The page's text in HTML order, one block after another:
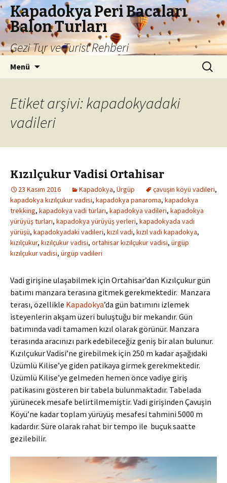
Kapadokya Peri Bacaları
Balon Turları
Gezi Tur ve Turist Rehberi
Menü Arama:
Etiket arşivi: kapadokyadaki
vadileri
Kızılçukur Vadisi Ortahisar
23 Kasım 2016 Kapadokya, Ürgüp çavuşin köyü vadileri,
kapadokya kızılçukur vadisi, kapadokya panaroma, kapadokya
trekking, kapadokya vadi turları, kapadokya vadileri, kapadokya
yürüyüş turları, kapadokya yürüyüş yerleri, kapadokyada vadi
yürüşü, kapadokyadaki vadileri, kızıl vadi, kızıl vadi kapadokya,
kızılçukur, kızılçukur vadisi, ortahisar kızılçukur vadisi, ürgüp
kızılçukur vadisi, ürgüp vadileri
Vadi girişine ulaşabilmek için Ortahisar’dan Kızılçukur gün
batımı manzara terasına gitmek gerekmektedir. Manzara
terası, özellikle Kapadokya’da gün batımını izlemek
isteyenlerin akşam üzeri buluştuğu bir mekandır. Gün
batımında vadi tamamen kızıl olarak görünür. Manzara
terasında aracınızı park edebileceğiz geniş bir alan bulunur.
Kızılçukur Vadisi’ne girebilmek için 250 m kadar aşağıdaki
Üzümlü Kilise’ye giden patikaya girmek gerekmektedir.
Üzümlü Kilise’ye gelmeden hemen önce vadiye giriş
patikasını gösteren bir tabela bulunmaktadır. Tabelada
yürünecek mesafe belirtilmemiştir. Vadi girişinden Çavuşin
Köyü’ne kadar toplam yürüyüş mesafesi tahmini 5000 m
kadardır. Süre olarak rahat bir tempo ile buçuk saatte
gezilebilir.